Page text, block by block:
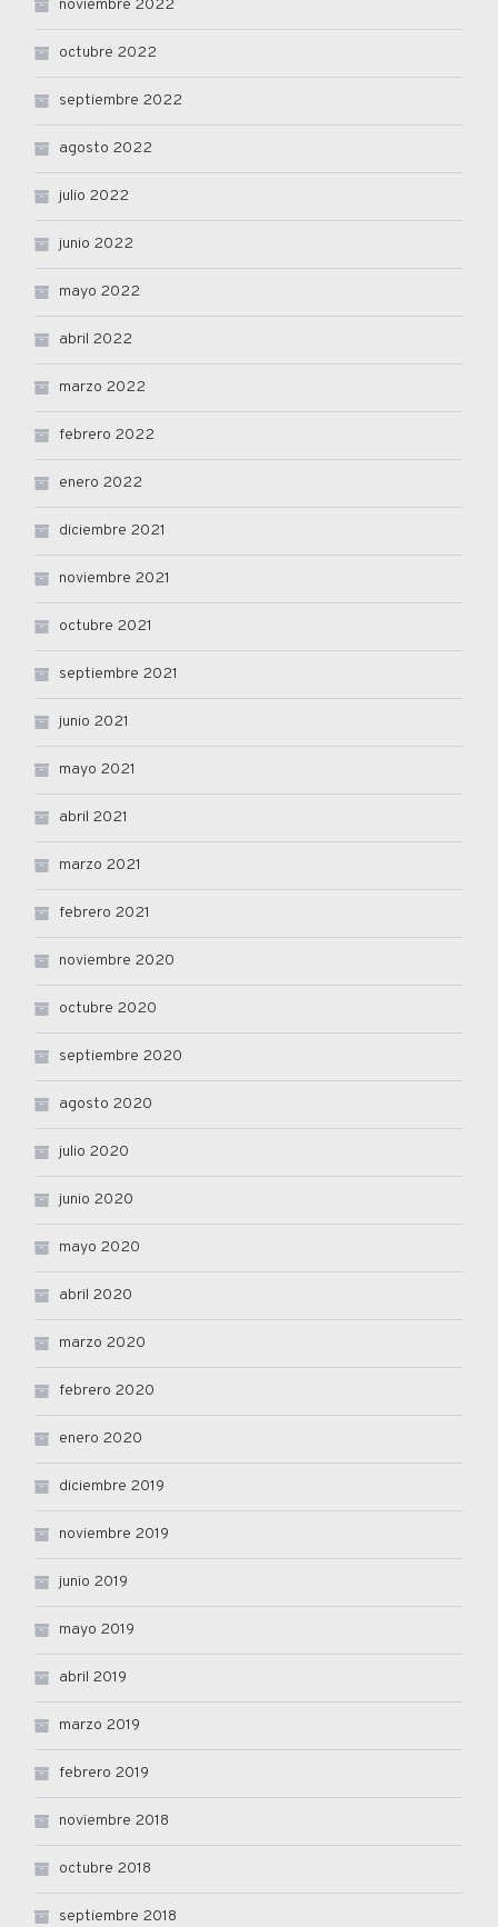
noviembre 2022
octubre 2022
septiembre 2022
agosto 2022
julio 2022
junio 2022
mayo 2022
abril 2022
marzo 2022
febrero 2022
enero 2022
diciembre 2021
noviembre 2021
octubre 2021
septiembre 2021
junio 2021
mayo 2021
abril 2021
marzo 2021
febrero 2021
noviembre 2020
octubre 2020
septiembre 2020
agosto 2020
julio 2020
junio 2020
mayo 2020
abril 2020
marzo 2020
febrero 2020
enero 2020
diciembre 2019
noviembre 2019
junio 2019
mayo 2019
abril 2019
marzo 2019
febrero 2019
noviembre 2018
octubre 2018
septiembre 2018